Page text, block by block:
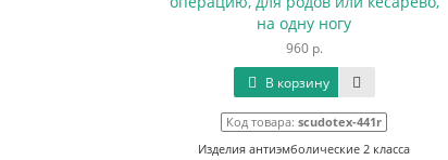
на одну ногу
960 р.
В корзину
Код товара:scudotex-441r
Изделия антиэмболические 2 класса